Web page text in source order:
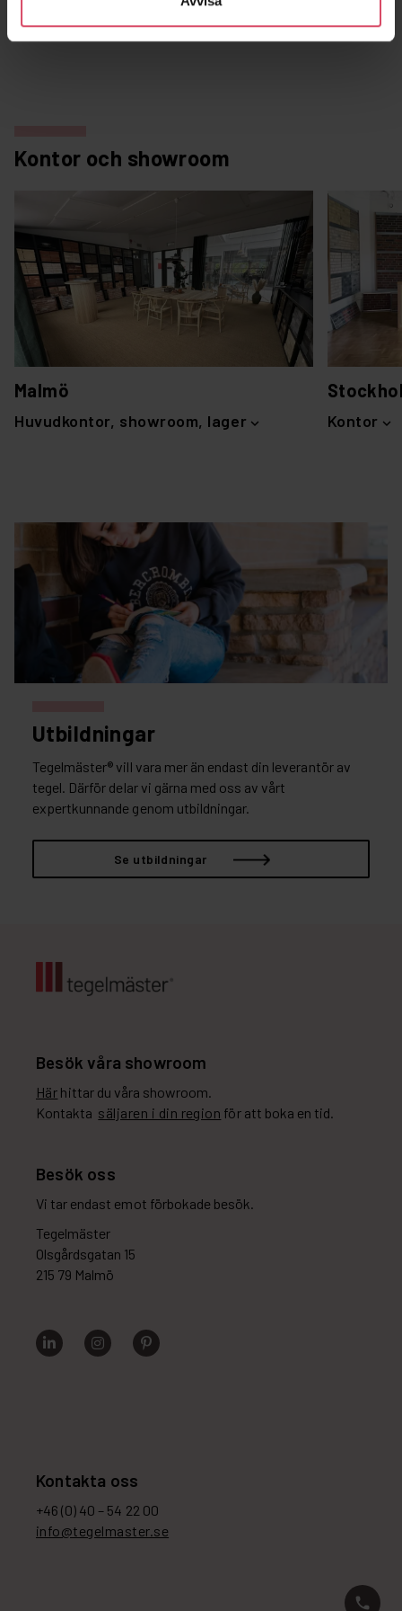
Kontor och showroom
Malmö
Huvudkontor, showroom, lager Kontor
Utbildningar
Tegelmäster® vill vara mer än endast din leverantör av
tegel. Därför delar vi gärna med oss av vårt
expertkunnande genom utbildningar.
Se utbildningar
Kontakta oss
+46 (0) 40 – 54 22 00
info@tegelmaster.se
Besök våra showroom
Här hittar du våra showroom.
Kontakta säljaren i din region för att boka en tid.
Besök oss
Vi tar endast emot förbokade besök.
Tegelmäster
Olsgårdsgatan 15
215 79 Malmö
phone